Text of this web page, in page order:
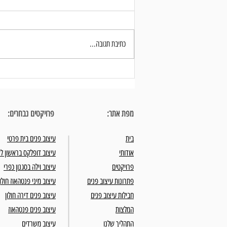
כתיבת תגובה...
פרויקטים נבחרים: מפת אתר:
עיצוב פנים בית פרטי
עיצוב דופלקס בראשון
עיצוב וילה בסגנון כפרי
עיצוב מיני פנטהאוז
עיצוב פנים דירה חולון
עיצוב פנים פנטהאוז
עיצוב משרדים
בית
אודותי
פרויקטים
פתרונות עיצוב פנים
חבילות עיצוב פנים
המלצות
התהליך שלנו